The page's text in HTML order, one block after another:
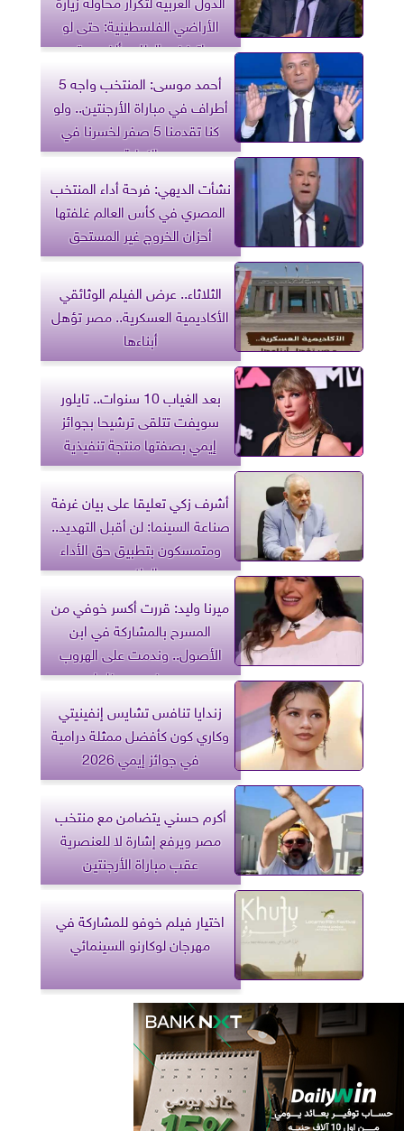
الأراضي الفلسطينية: حتى لو
اترفض الطلب ألف مرة
أحمد موسى: المنتخب واجه 5
أطراف في مباراة الأرجنتين.. ولو
كنا تقدمنا 5 صفر لخسرنا في
النهاية
نشأت الديهي: فرحة أداء المنتخب
المصري في كأس العالم غلفتها
أحزان الخروج غير المستحق
الثلاثاء.. عرض الفيلم الوثائقي
الأكاديمية العسكرية.. مصر تؤهل
أبناءها
بعد الغياب 10 سنوات.. تايلور
سويفت تتلقى ترشيحا بجوائز
إيمي بصفتها منتجة تنفيذية
أشرف زكي تعليقا على بيان غرفة
صناعة السينما: لن أقبل التهديد..
ومتمسكون بتطبيق حق الأداء
العلني
ميرنا وليد: قررت أكسر خوفي من
المسرح بالمشاركة في ابن
الأصول.. وندمت على الهروب
من مخرجين عظماء
زندايا تنافس تشايس إنفينيتي
وكاري كون كأفضل ممثلة درامية
في جوائز إيمي 2026
أكرم حسني يتضامن مع منتخب
مصر ويرفع إشارة لا للعنصرية
عقب مباراة الأرجنتين
اختيار فيلم خوفو للمشاركة في
مهرجان لوكارنو السينمائي